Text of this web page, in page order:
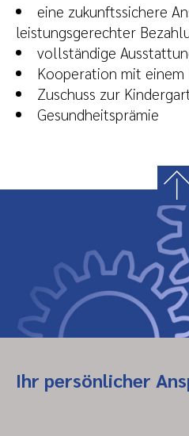
eine zukunftssichere
leistungsgerechter
vollständige
Kooperation mit einem
Zuschuss zur
Gesundheitsprämie
Ihr persönlicher